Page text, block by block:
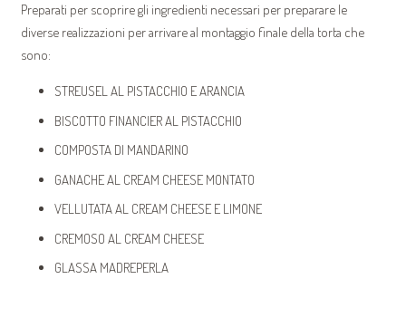
Preparati per scoprire gli ingredienti necessari per preparare le
diverse realizzazioni per arrivare al montaggio finale della torta che
sono:
STREUSEL AL PISTACCHIO E ARANCIA
BISCOTTO FINANCIER AL PISTACCHIO
COMPOSTA DI MANDARINO
GANACHE AL CREAM CHEESE MONTATO
VELLUTATA AL CREAM CHEESE E LIMONE
CREMOSO AL CREAM CHEESE
GLASSA MADREPERLA